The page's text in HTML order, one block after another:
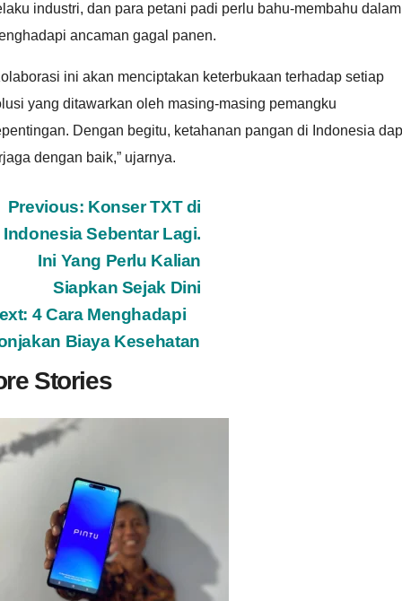
industri, dan para petani padi perlu bahu-membahu dalam
ancaman gagal panen.
ini akan menciptakan keterbukaan terhadap setiap
yang ditawarkan oleh masing-masing pemangku
Dengan begitu, ketahanan pangan di Indonesia
dengan baik,” ujarnya.
Previous: Konser TXT di
Indonesia Sebentar Lagi.
Ini Yang Perlu Kalian
Siapkan Sejak Dini
4 Cara Menghadapi
Biaya Kesehatan
Stories